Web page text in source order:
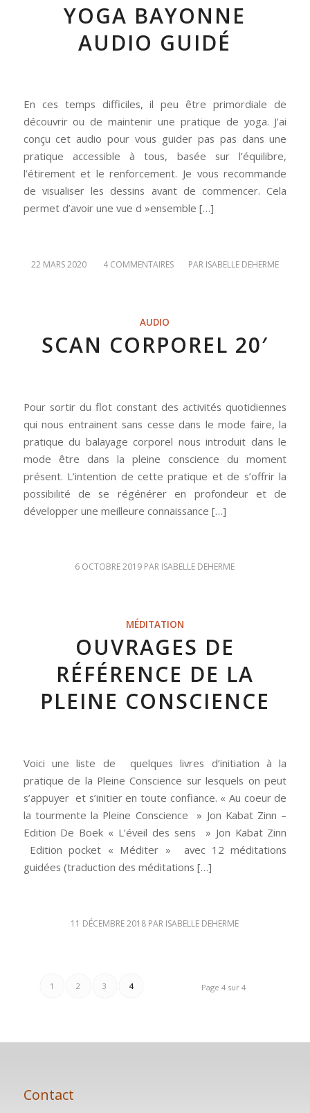
YOGA BAYONNE
AUDIO GUIDÉ
En ces temps difficiles, il peu être primordiale de
découvrir ou de maintenir une pratique de yoga. J’ai
conçu cet audio pour vous guider pas pas dans une
pratique accessible à tous, basée sur l’équilibre,
l’étirement et le renforcement. Je vous recommande
de visualiser les dessins avant de commencer. Cela
permet d’avoir une vue d »ensemble […]
22 MARS 2020
/ 4 COMMENTAIRES
/ PAR ISABELLE DEHERME
AUDIO
SCAN CORPOREL 20′
Pour sortir du flot constant des activités quotidiennes
qui nous entrainent sans cesse dans le mode faire, la
pratique du balayage corporel nous introduit dans le
mode être dans la pleine conscience du moment
présent. L’intention de cette pratique et de s’offrir la
possibilité de se régénérer en profondeur et de
développer une meilleure connaissance […]
6 OCTOBRE 2019 PAR ISABELLE DEHERME
MÉDITATION
OUVRAGES DE
RÉFÉRENCE DE LA
PLEINE CONSCIENCE
Voici une liste de quelques livres d’initiation à la
pratique de la Pleine Conscience sur lesquels on peut
s’appuyer et s’initier en toute confiance. « Au coeur de
la tourmente la Pleine Conscience » Jon Kabat Zinn –
Edition De Boek « L’éveil des sens » Jon Kabat Zinn
Edition pocket « Méditer » avec 12 méditations
guidées (traduction des méditations […]
11 DÉCEMBRE 2018 PAR ISABELLE DEHERME
Page 4 sur 4
1 2 3 4
Contact